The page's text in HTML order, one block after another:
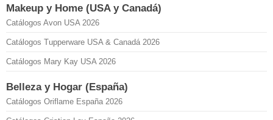
Makeup y Home (USA y Canadá)
Catálogos Avon USA 2026
Catálogos Tupperware USA & Canadá 2026
Catálogos Mary Kay USA 2026
Belleza y Hogar (España)
Catálogos Oriflame España 2026